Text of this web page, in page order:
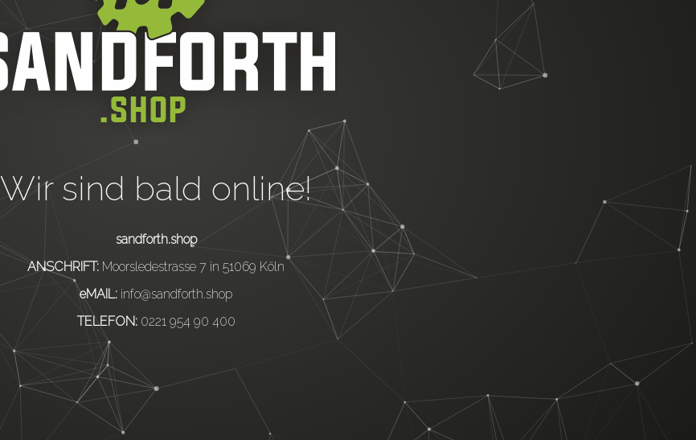
Wir sind bald online!
sandforth.shop
ANSCHRIFT: Moorsledestrasse 7 in 51069 Köln
eMAIL: info@sandforth.shop
TELEFON: 0221 954 90 400